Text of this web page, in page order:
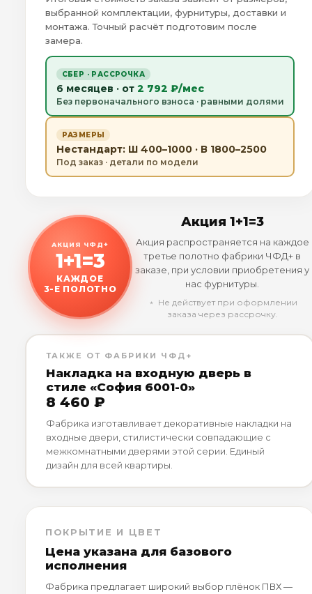
выбранной комплектации, фурнитуры, доставки и
монтажа. Точный расчёт подготовим после
замера.
СБЕР · РАССРОЧКА
6 месяцев · от 2 792 ₽/мес
Без первоначального взноса · равными долями
РАЗМЕРЫ
Нестандарт: Ш 400–1000 · В 1800–2500
Под заказ · детали по модели
АКЦИЯ ЧФД+
1+1=3
КАЖДОЕ
3-Е ПОЛОТНО
Акция 1+1=3
Акция распространяется на каждое
третье полотно фабрики ЧФД+ в
заказе, при условии приобретения у
нас фурнитуры.
﹡ Не действует при оформлении
заказа через рассрочку.
ТАКЖЕ ОТ ФАБРИКИ ЧФД+
Накладка на входную дверь в
стиле «София 6001-0»
8 460 ₽
Фабрика изготавливает декоративные накладки на
входные двери, стилистически совпадающие с
межкомнатными дверями этой серии. Единый
дизайн для всей квартиры.
ПОКРЫТИЕ И ЦВЕТ
Цена указана для базового
исполнения
Фабрика предлагает широкий выбор плёнок ПВХ —